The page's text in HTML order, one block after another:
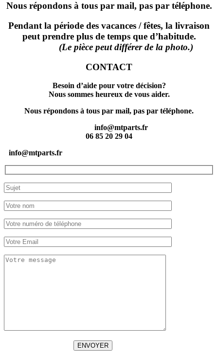
Nous répondons à tous par mail, pas par téléphone.
Pendant la période des vacances / fêtes, la livraison
peut prendre plus de temps que d’habitude.
(Le pièce peut différer de la photo.)
CONTACT
Besoin d’aide pour votre décision?
Nous sommes heureux de vous aider.
Nous répondons à tous par mail, pas par téléphone.
info@mtparts.fr
06 85 20 29 04
info@mtparts.fr
ENVOYER